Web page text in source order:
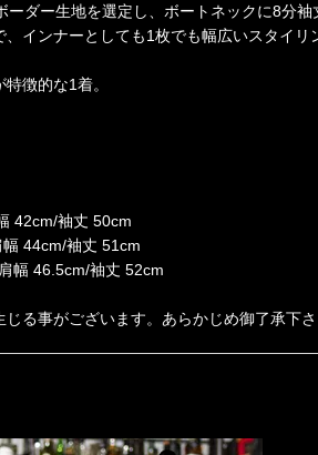
ーダー生地を選定し、ボートネックに8分
インナーとしても1枚でも幅広いスタイリ
徴的な1着。
42cm/袖丈 50cm
44cm/袖丈 51cm
幅 46.5cm/袖丈 52cm
る事がございます。あらかじめ御了承下